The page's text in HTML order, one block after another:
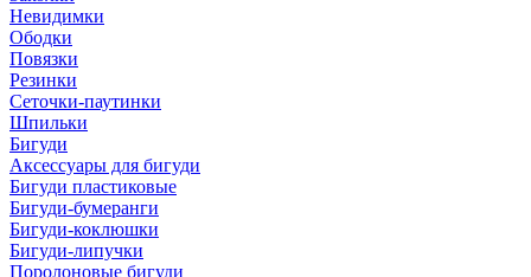
Невидимки
Ободки
Повязки
Резинки
Сеточки-паутинки
Шпильки
Бигуди
Аксессуары для бигуди
Бигуди пластиковые
Бигуди-бумеранги
Бигуди-коклюшки
Бигуди-липучки
Поролоновые бигуди